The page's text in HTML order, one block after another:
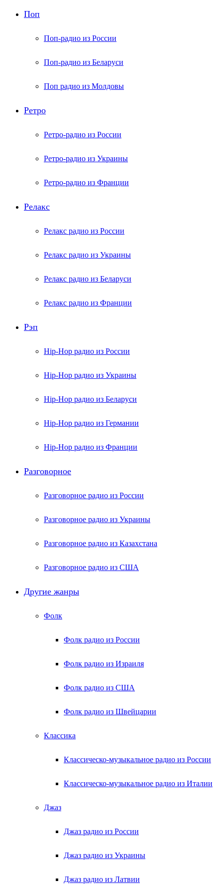
Поп
Поп-радио из России
Поп-радио из Беларуси
Поп радио из Молдовы
Ретро
Ретро-радио из России
Ретро-радио из Украины
Ретро-радио из Франции
Релакс
Релакс радио из России
Релакс радио из Украины
Релакс радио из Беларуси
Релакс радио из Франции
Рэп
Hip-Hop радио из России
Hip-Hop радио из Украины
Hip-Hop радио из Беларуси
Hip-Hop радио из Германии
Hip-Hop радио из Франции
Разговорное
Разговорное радио из России
Разговорное радио из Украины
Разговорное радио из Казахстана
Разговорное радио из США
Другие жанры
Фолк
Фолк радио из России
Фолк радио из Израиля
Фолк радио из США
Фолк радио из Швейцарии
Классика
Классическо-музыкальное радио из России
Классическо-музыкальное радио из Италии
Джаз
Джаз радио из России
Джаз радио из Украины
Джаз радио из Латвии